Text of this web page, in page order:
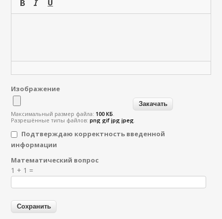
Изображение
Максимальный размер файла:100 КБ.
Разрешённые типы файлов:png gif jpg jpeg.
Подтверждаю корректность введенной
информации
Я спамер
Математический вопрос
1 + 1 =